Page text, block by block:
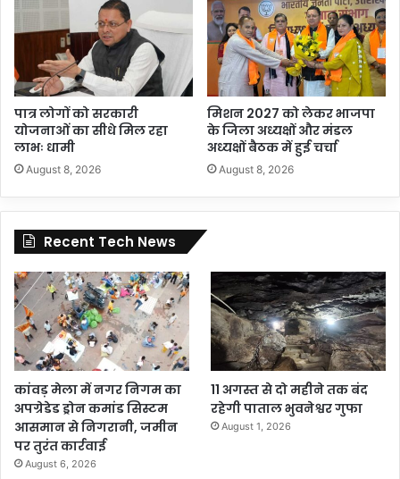
पात्र लोगों को सरकारी
योजनाओं का सीधे मिल रहा
लाभः धामी
August 8, 2026
मिशन 2027 को लेकर भाजपा
के जिला अध्यक्षों और मंडल
अध्यक्षों बैठक में हुई चर्चा
August 8, 2026
Recent Tech News
कांवड़ मेला में नगर निगम का
अपग्रेडेड ड्रोन कमांड सिस्टम
आसमान से निगरानी, जमीन
पर तुरंत कार्रवाई
August 6, 2026
11 अगस्त से दो महीने तक बंद
रहेगी पाताल भुवनेश्वर गुफा
August 1, 2026